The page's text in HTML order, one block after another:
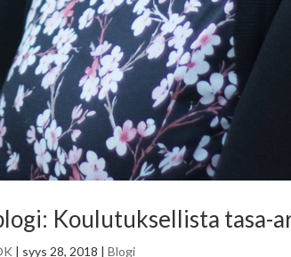
Koulutuksellista tasa-
| syys 28, 2018 |Blogi